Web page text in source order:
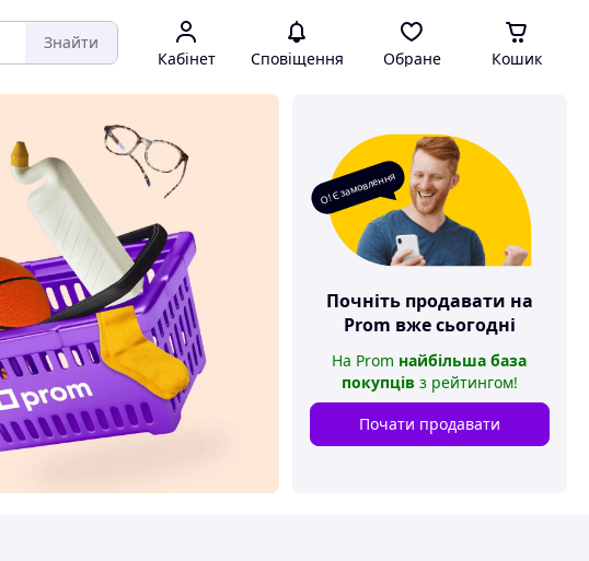
Знайти
Кабінет Сповіщення Обране Кошик
О! Є замовлення
Почніть продавати на
Prom вже сьогодні
На Prom найбільша база
покупців з рейтингом!
Почати продавати